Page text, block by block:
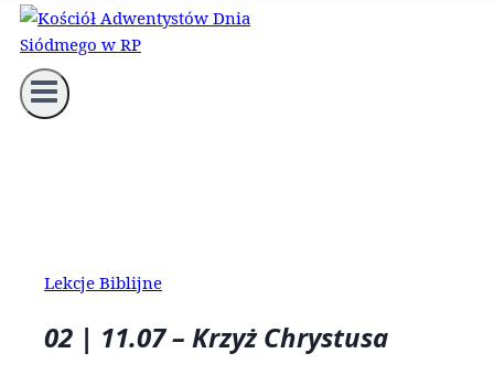
Lekcje Biblijne
02 | 11.07 – Krzyż Chrystusa